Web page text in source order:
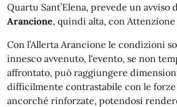
Quartu Sant’Elena, prevede un avviso
Arancione, quindi alta, con
Con l’Allerta Arancione le condizioni
innesco avvenuto, l'evento, se non
affrontato, può raggiungere
difficilmente contrastabile con le
ancorché rinforzate, potendosi